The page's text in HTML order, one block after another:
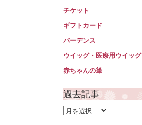
チケット
ギフトカード
バーデンス
ウイッグ・医療用ウイッグ
赤ちゃんの筆
過去記事
過